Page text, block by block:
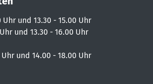
Uhr und 13.30 - 15.00 Uhr
und 13.30 - 16.00 Uhr
Uhr und 14.00 - 18.00 Uhr